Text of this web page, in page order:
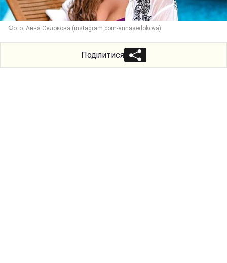
Фото: Анна Седокова (instagram.com-annasedokova)
Поділитися